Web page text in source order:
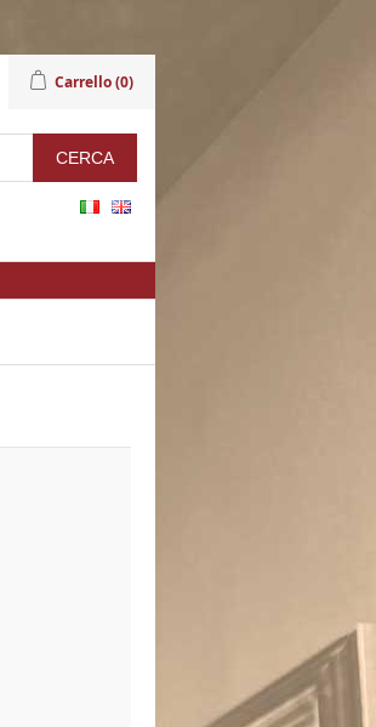
Carrello(0)